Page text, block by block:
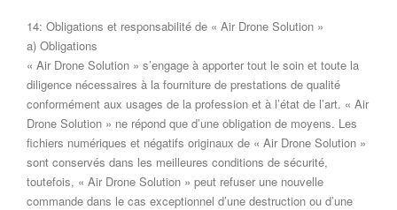
14: Obligations et responsabilité de « Air Drone Solution »
a) Obligations
« Air Drone Solution » s’engage à apporter tout le soin et toute la
diligence nécessaires à la fourniture de prestations de qualité
conformément aux usages de la profession et à l’état de l’art. « Air
Drone Solution » ne répond que d’une obligation de moyens. Les
fichiers numériques et négatifs originaux de « Air Drone Solution »
sont conservés dans les meilleures conditions de sécurité,
toutefois, « Air Drone Solution » peut refuser une nouvelle
commande dans le cas exceptionnel d’une destruction ou d’une